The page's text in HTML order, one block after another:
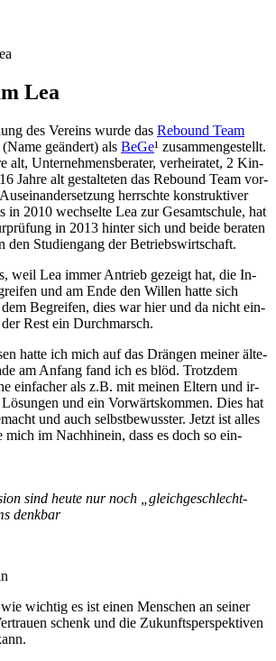
Lea
des Ver­eins wurde das Re­bound Team
ge­ändert) als BeGe¹ zu­sam­men­ge­stellt.
alt, Un­ter­neh­mens­be­rater, ver­hei­ratet, 2 Kin­
Jahre alt ge­stal­teten das Re­bound Team vor­
herrschte kon­struk­tiver
in 2010 wech­selte Lea zur Ge­samt­schule, hat
in 2013 hin­ter sich und beide be­raten
den Stu­di­engang der Betriebswirtschaft.
weil Lea immer An­trieb ge­zeigt hat, die In­
und am Ende den Wil­len hatte sich
Be­greifen, dies war hier und da nicht ein­
Rest ein Durchmarsch.
hatte ich mich auf das Drän­gen mei­ner älte­
am Anfang fand ich es blöd. Trotz­dem
ein­facher als z.B. mit mei­nen Eltern und ir­
und ein Vor­wärts­kommen. Dies hat
und auch selbst­be­wusster. Jetzt ist alles
mich im Nach­hinein, dass es doch so ein­
sind heute nur noch „ gleich­ge­schlecht­
denkbar
wich­tig es ist einen Men­schen an sei­ner
schenk und die Zukunfts­per­spek­ti­ven